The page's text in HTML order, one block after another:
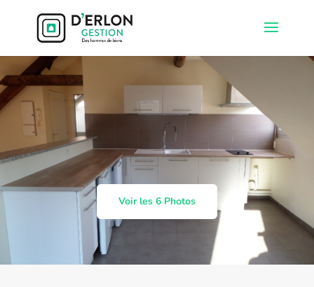
Voir les 6 Photos